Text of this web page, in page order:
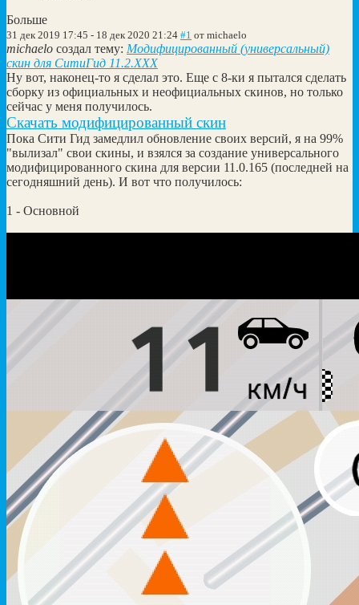
Больше
31 дек 2019 17:45 - 18 дек 2020 21:24 #1 от michaelo
michaelo создал тему: Модифицированный (универсальный)
скин для СитиГид 11.2.XXX
Ну вот, наконец-то я сделал это. Еще с 8-ки я пытался сделать
сборку из официальных и неофициальных скинов, но только
сейчас у меня получилось.
Скачать модифицированный скин
Пока Сити Гид замедлил обновление своих версий, я на 99%
"вылизал" свои скины, и взялся за создание универсального
модифицированного скина для версии 11.0.165 (последней на
сегодняшний день). И вот что получилось:
1 - Основной